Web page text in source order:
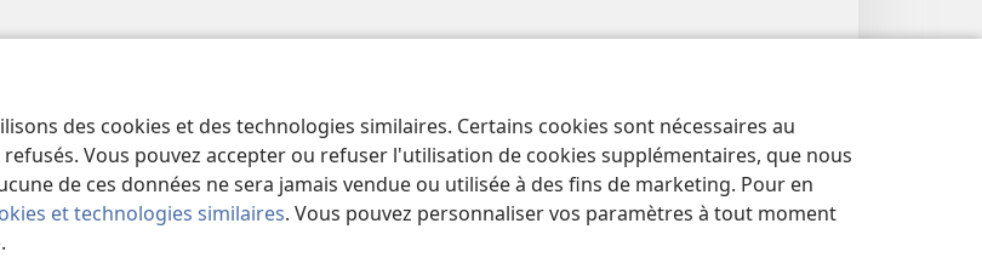
des cookies et des technologies similaires. Certains cookies sont nécessaires au
Vous pouvez accepter ou refuser l'utilisation de cookies supplémentaires, que nous
de ces données ne sera jamais vendue ou utilisée à des fins de marketing. Pour en
et technologies similaires. Vous pouvez personnaliser vos paramètres à tout moment
.
of Pennsylvania.